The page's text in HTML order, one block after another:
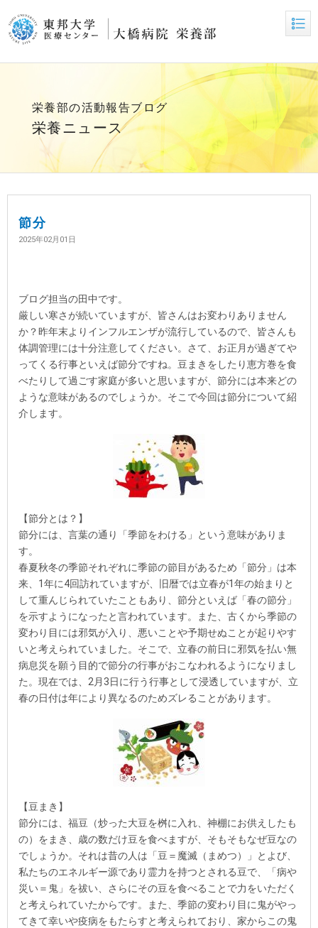
栄養部の活動報告ブログ
栄養ニュース
節分
2025年02月01日
ブログ担当の田中です。
厳しい寒さが続いていますが、皆さんはお変わりありません
か？昨年末よりインフルエンザが流行しているので、皆さんも
体調管理には十分注意してください。さて、お正月が過ぎてや
ってくる行事といえば節分ですね。豆まきをしたり恵方巻を食
べたりして過ごす家庭が多いと思いますが、節分には本来どの
ような意味があるのでしょうか。そこで今回は節分について紹
介します。
【節分とは？】
節分には、言葉の通り「季節をわける」という意味がありま
す。
春夏秋冬の季節それぞれに季節の節目があるため「節分」は本
来、1年に4回訪れていますが、旧暦では立春が1年の始まりと
して重んじられていたこともあり、節分といえば「春の節分」
を示すようになったと言われています。また、古くから季節の
変わり目には邪気が入り、悪いことや予期せぬことが起りやす
いと考えられていました。そこで、立春の前日に邪気を払い無
病息災を願う目的で節分の行事がおこなわれるようになりまし
た。現在では、2月3日に行う行事として浸透していますが、立
春の日付は年により異なるのためズレることがあります。
【豆まき】
節分には、福豆（炒った大豆を桝に入れ、神棚にお供えしたも
の）をまき、歳の数だけ豆を食べますが、そもそもなぜ豆なの
でしょうか。それは昔の人は「豆＝魔滅（まめつ）」とよび、
私たちのエネルギー源であり霊力を持つとされる豆で、「病や
災い＝鬼」を祓い、さらにその豆を食べることで力をいただく
と考えられていたからです。また、季節の変わり目に鬼がやっ
てきて幸いや疫病をもたらすと考えられており、家からこの鬼